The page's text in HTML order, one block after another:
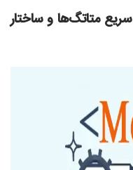
متاتگ‌ها و ساختار